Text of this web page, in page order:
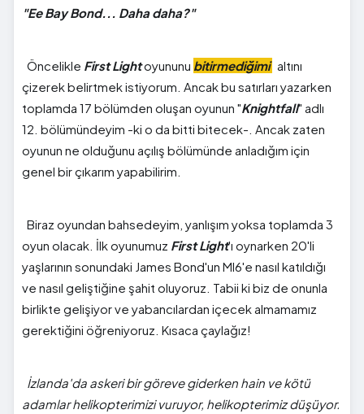
"Ee Bay Bond... Daha daha?"
Öncelikle First Lightoyununu bitirmediğimi altını
çizerek belirtmek istiyorum. Ancak bu satırları yazarken
toplamda 17 bölümden oluşan oyunun "Knightfall" adlı
12. bölümündeyim -ki o da bitti bitecek-. Ancak zaten
oyunun ne olduğunu açılış bölümünde anladığım için
genel bir çıkarım yapabilirim.
Biraz oyundan bahsedeyim, yanlışım yoksa toplamda 3
oyun olacak. İlk oyunumuz First Light'ı oynarken 20'li
yaşlarının sonundaki James Bond'un MI6'e nasıl katıldığı
ve nasıl geliştiğine şahit oluyoruz. Tabii ki biz de onunla
birlikte gelişiyor ve yabancılardan içecek almamamız
gerektiğini öğreniyoruz. Kısaca çaylağız!
İzlanda'da askeri bir göreve giderken hain ve kötü
adamlar helikopterimizi vuruyor, helikopterimiz düşüyor.